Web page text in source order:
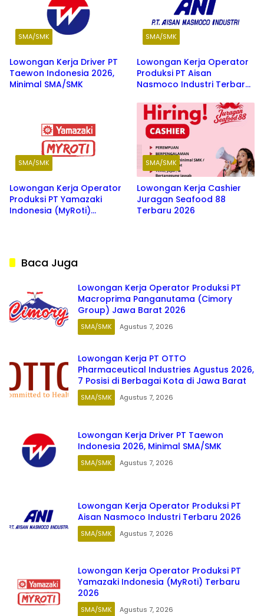
SMA/SMK
Lowongan Kerja Driver PT
Taewon Indonesia 2026,
Minimal SMA/SMK
SMA/SMK
Lowongan Kerja Operator
Produksi PT Aisan
Nasmoco Industri Terbaru
SMA/SMK
Lowongan Kerja Operator
Produksi PT Yamazaki
Indonesia (MyRoti)
SMA/SMK
Lowongan Kerja Cashier
Juragan Seafood 88
Terbaru 2026
Baca Juga
Lowongan Kerja Operator Produksi PT
Macroprima Panganutama (Cimory
Group) Jawa Barat 2026
SMA/SMK Agustus 7, 2026
Lowongan Kerja PT OTTO
Pharmaceutical Industries Agustus 2026,
7 Posisi di Berbagai Kota di Jawa Barat
SMA/SMK Agustus 7, 2026
Lowongan Kerja Driver PT Taewon
Indonesia 2026, Minimal SMA/SMK
SMA/SMK Agustus 7, 2026
Lowongan Kerja Operator Produksi PT
Aisan Nasmoco Industri Terbaru 2026
SMA/SMK Agustus 7, 2026
Lowongan Kerja Operator Produksi PT
Yamazaki Indonesia (MyRoti) Terbaru
2026
SMA/SMK Agustus 7, 2026